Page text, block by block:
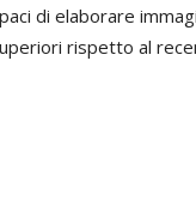
di elaborare
rispetto al